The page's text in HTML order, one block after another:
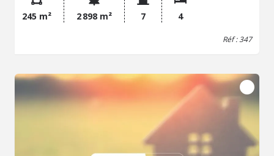
d’environ 200 m² et possède un grand sous-sol
comprenant un double garage et des pièces de
dépendance. Elle se compose, au rez-de-chaussée, d’un
lingerie, salle de bains et toilettes. L'étage quant à lui
comprend une rochelle (ou mezzanine), un bureau et une
chambre avec salle de bains et toilettes. Le sous-sol (122
m²) abrite un grand garage, une pièce de rangement, des
sanitaires et une grande salle d’environ 42 m² à usage
multiple (chambre d’amis, bureau, salle de jeux…), ouvrant
de plain-pied sur le jardin. Optimisable, elle pourrait, selon
245 m² 2 898 m² 7 4
Réf : 347